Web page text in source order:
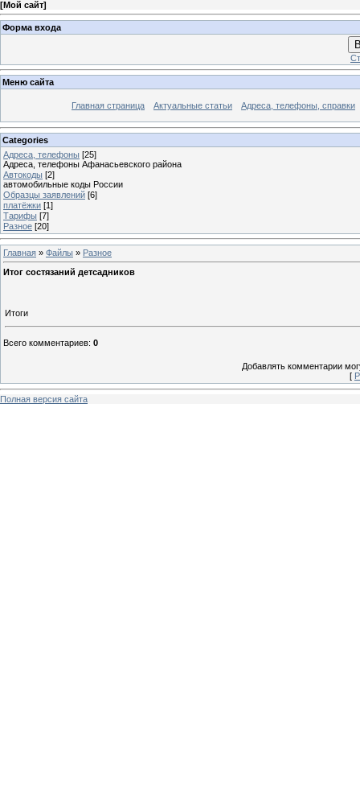
[Мой сайт]
Форма входа
Меню сайта
Главная страница Актуальные статьи Адреса, телефоны, справки
Categories
Адреса, телефоны [25]
Адреса, телефоны Афанасьевского района
Автокоды [2]
автомобильные коды России
Образцы заявлений [6]
платёжки [1]
Тарифы [7]
Разное [20]
Главная » Файлы » Разное
Итог состязаний детсадников
Итоги
Всего комментариев: 0
Добавлять комментарии
[
Полная версия сайта